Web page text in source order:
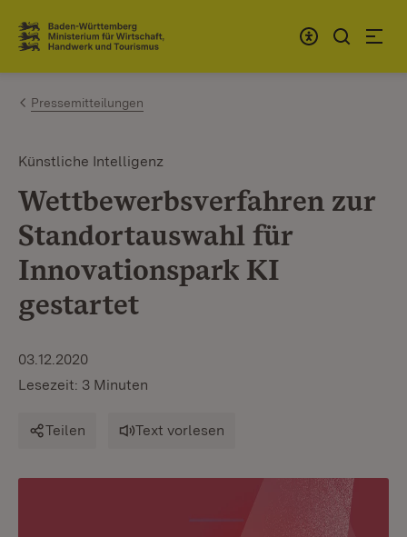
Zum Inhalt springen
Link zur Startseite
Pressemitteilungen
Künstliche Intelligenz
Wettbewerbsverfahren zur
Standortauswahl für
Innovationspark KI
gestartet
03.12.2020
Lesezeit: 3 Minuten
Teilen Text vorlesen